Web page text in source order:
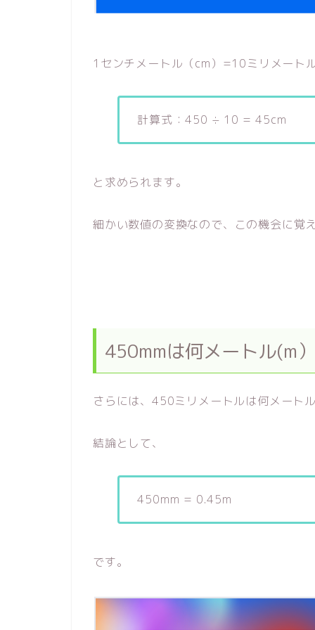
1センチメートル（cm）=10ミリメート
計算式：450 ÷ 10 = 45cm
と求められます。
細かい数値の変換なので、この機会に覚
450mmは何メートル(m
さらには、450ミリメートルは何メート
結論として、
450mm = 0.45m
です。